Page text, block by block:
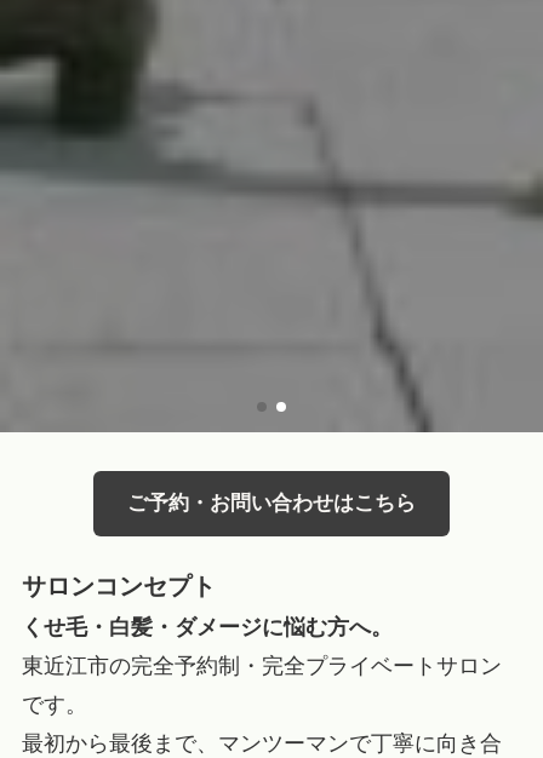
ご予約・お問い合わせはこちら
サロンコンセプト
くせ毛・白髪・ダメージに悩む方へ。
東近江市の完全予約制・完全プライベートサロン
です。
最初から最後まで、マンツーマンで丁寧に向き合